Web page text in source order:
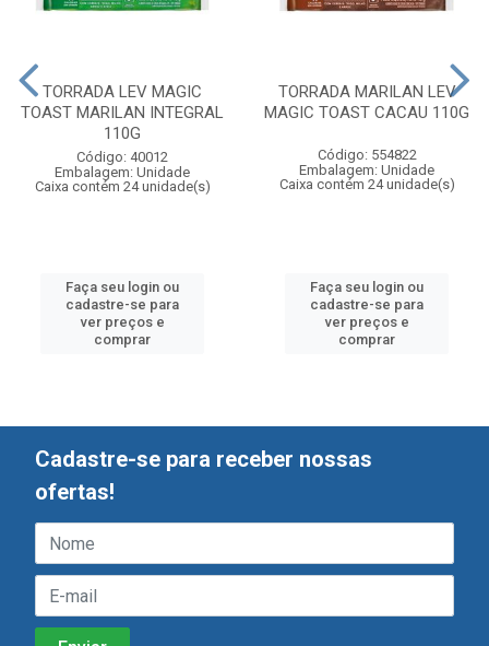
TORRADA LEV MAGIC
TOAST MARILAN INTEGRAL
110G
Código: 40012
Embalagem: Unidade
Caixa contém 24 unidade(s)
Faça seu login ou
cadastre-se para
ver preços e
comprar
TORRADA MARILAN LEV
MAGIC TOAST CACAU 110G
Código: 554822
Embalagem: Unidade
Caixa contém 24 unidade(s)
Faça seu login ou
cadastre-se para
ver preços e
comprar
Cadastre-se para receber nossas
ofertas!